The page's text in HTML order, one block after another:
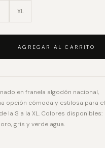
XL
AGREGAR AL CARRITO
en franela algodón nacional,
opción cómoda y estilosa para el
la S a la XL. Colores disponibles:
gris y verde agua.